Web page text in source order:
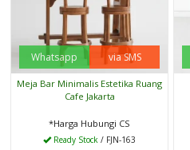
Whatsapp via SMS
Meja Bar Minimalis Estetika Ruang
Cafe Jakarta
*Harga Hubungi CS
Ready Stock / FJN-163